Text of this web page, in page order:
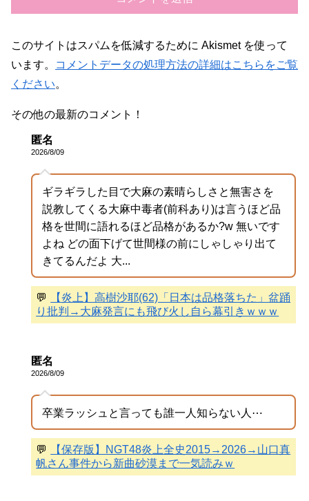
このサイトはスパムを低減するために Akismet を使って
います。
コメントデータの処理方法の詳細はこちらをご覧
ください。
その他の最新のコメント！
匿名
2026/8/09
ギラギラした目で大麻の素晴らしさと無害さを
説教してくる大麻中毒者(前科あり)は言うほど品
格を世間に語れるほど品格があるか?w 無いです
よね どの面下げて世間様の前にしゃしゃり出て
きてるんだよ 大...
💬
【炎上】高樹沙耶(62)「日本は品格落ちた」盆踊
り批判→大麻発言にも飛び火し自ら幕引きｗｗｗ
匿名
2026/8/09
卒業ラッシュと言っても誰一人知らない人⋯
💬
【保存版】NGT48炎上全史2015→2026→山口真
帆さん事件から新曲砂漠まで一気読みｗ